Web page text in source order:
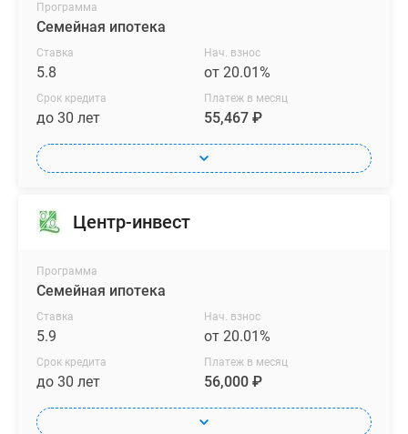
Программа
Семейная ипотека
Ставка
5.8
Нач. взнос
от 20.01%
Срок кредита
до 30 лет
Платеж в месяц
55,467 ₽
Центр-инвест
Программа
Семейная ипотека
Ставка
5.9
Нач. взнос
от 20.01%
Срок кредита
до 30 лет
Платеж в месяц
56,000 ₽